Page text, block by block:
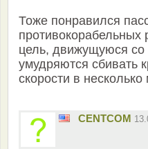
Тоже понравился
противокорабельных
цель, движущуюся со
умудряются сбивать
скорости в
CENTCOM